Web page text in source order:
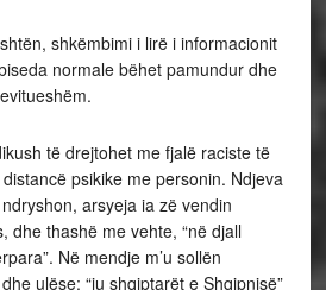
shkëmbimi i lirë i informacionit
normale bëhet pamundur dhe
të drejtohet me fjalë raciste të
psikike me personin. Ndjeva
arsyeja ia zë vendin
dhe thashë me vehte, “në djall
Në mendje m’u sollën
ulëse: “ju shqiptarët e Shqipnisë”